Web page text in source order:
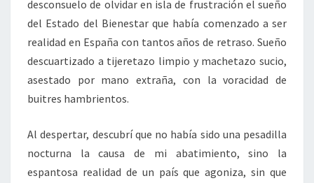
desconsuelo de olvidar en isla de frustración el sueño
del Estado del Bienestar que había comenzado a ser
realidad en España con tantos años de retraso. Sueño
descuartizado a tijeretazo limpio y machetazo sucio,
asestado por mano extraña, con la voracidad de
buitres hambrientos.
Al despertar, descubrí que no había sido una pesadilla
nocturna la causa de mi abatimiento, sino la
espantosa realidad de un país que agoniza, sin que